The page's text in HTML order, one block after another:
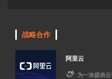
战略合作
阿里云
 为一洽提供